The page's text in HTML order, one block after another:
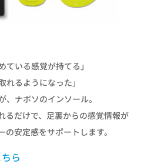
ている感覚が持てる」
れるようになった」
、ナボソのインソール。
るだけで、足裏からの感覚情報が
の安定感をサポートします。
ら